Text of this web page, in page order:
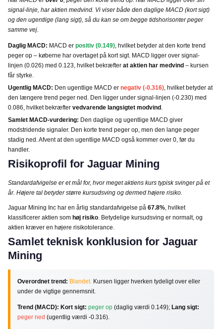
signal-linje, har aktien medvind. Vi viser både den daglige MACD (kort sigt)
og den ugentlige (lang sigt), så du kan se om begge tidshorisonter peger
samme vej.
Daglig MACD: MACD er positiv (0.149), hvilket betyder at den korte trend
peger op – køberne har overtaget på kort sigt. MACD ligger over signal-
linjen (0.026) med 0.123, hvilket bekræfter at aktien har medvind – kursen
får styrke.
Ugentlig MACD: Den ugentlige MACD er negativ (-0.316), hvilket betyder at
den længere trend peger ned. Den ligger under signal-linjen (-0.230) med
0.086, hvilket bekræfter vedvarende langsigtet modvind .
Samlet MACD-vurdering: Den daglige og ugentlige MACD giver
modstridende signaler. Den korte trend peger op, men den lange peger
stadig ned. Afvent at den ugentlige MACD også kommer over 0, før du
handler.
Risikoprofil for Jaguar Mining
Standardafvigelse er et mål for, hvor meget aktiens kurs typisk svinger på et
år. Højere tal betyder større kursudsving og dermed højere risiko.
Jaguar Mining Inc har en årlig standardafvigelse på 67.8%, hvilket
klassificerer aktien som høj risiko. Betydelige kursudsving er normalt, og
aktien kræver en højere risikotolerance.
Samlet teknisk konklusion for Jaguar
Mining
Overordnet trend: Blandet. Kursen ligger hverken tydeligt over eller
under de vigtige gennemsnit.
Trend (MACD): Kort sigt: peger op (daglig værdi 0.149); Lang sigt:
peger ned (ugentlig værdi -0.316).